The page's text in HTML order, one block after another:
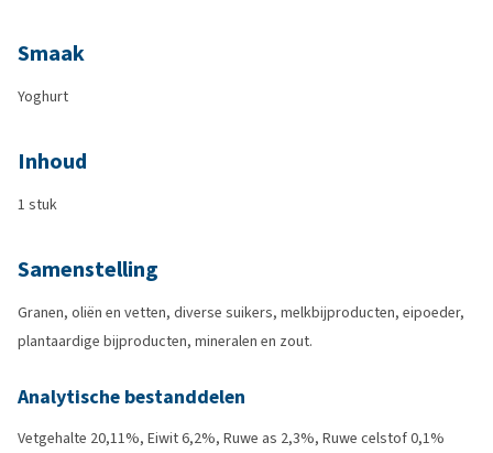
Smaak
Yoghurt
Inhoud
1 stuk
Samenstelling
Granen, oliën en vetten, diverse suikers, melkbijproducten, eipoeder,
plantaardige bijproducten, mineralen en zout.
Analytische bestanddelen
Vetgehalte 20,11%, Eiwit 6,2%, Ruwe as 2,3%, Ruwe celstof 0,1%